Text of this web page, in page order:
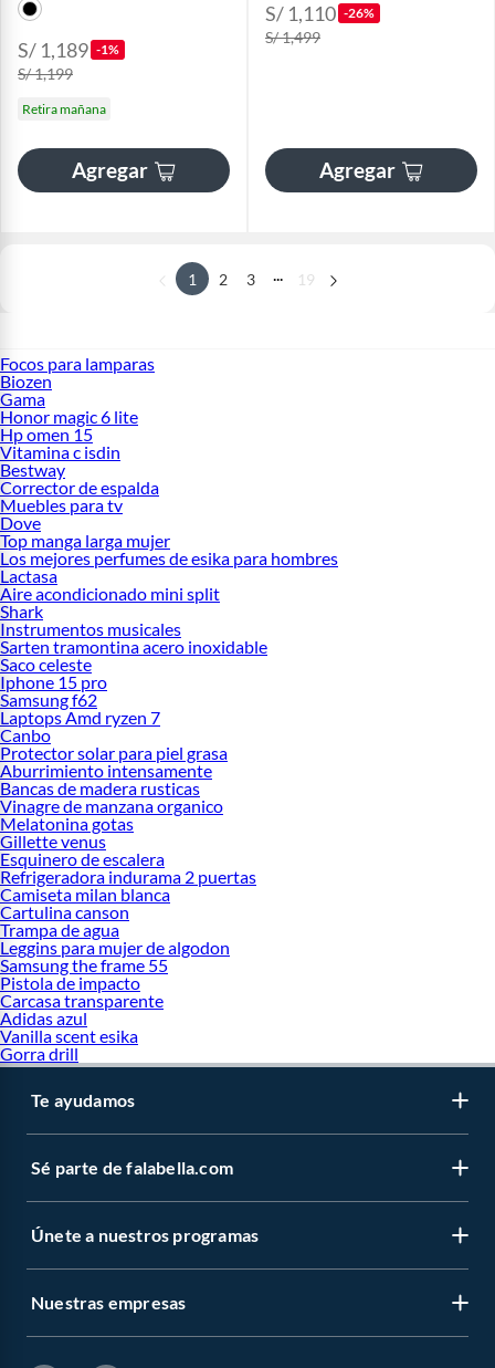
S/ 1,189 -1%
S/ 1,199
Retira mañana
Agregar
S/ 1,110 -26%
S/ 1,499
Agregar
1 2 3 ... 19
Focos para lamparas
Biozen
Gama
Honor magic 6 lite
Hp omen 15
Vitamina c isdin
Bestway
Corrector de espalda
Muebles para tv
Dove
Top manga larga mujer
Los mejores perfumes de esika para hombres
Lactasa
Aire acondicionado mini split
Shark
Instrumentos musicales
Sarten tramontina acero inoxidable
Saco celeste
Iphone 15 pro
Samsung f62
Laptops Amd ryzen 7
Canbo
Protector solar para piel grasa
Aburrimiento intensamente
Bancas de madera rusticas
Vinagre de manzana organico
Melatonina gotas
Gillette venus
Esquinero de escalera
Refrigeradora indurama 2 puertas
Camiseta milan blanca
Cartulina canson
Trampa de agua
Leggins para mujer de algodon
Samsung the frame 55
Pistola de impacto
Carcasa transparente
Adidas azul
Vanilla scent esika
Gorra drill
Te ayudamos
Sé parte de falabella.com
Únete a nuestros programas
Nuestras empresas